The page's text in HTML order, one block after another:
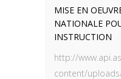
MISE EN
NATIONALE
INSTRUCTION
http://
content/